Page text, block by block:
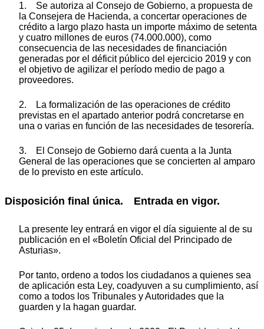
1. Se autoriza al Consejo de Gobierno, a propuesta de
la Consejera de Hacienda, a concertar operaciones de
crédito a largo plazo hasta un importe máximo de setenta
y cuatro millones de euros (74.000.000), como
consecuencia de las necesidades de financiación
generadas por el déficit público del ejercicio 2019 y con
el objetivo de agilizar el período medio de pago a
proveedores.
2. La formalización de las operaciones de crédito
previstas en el apartado anterior podrá concretarse en
una o varias en función de las necesidades de tesorería.
3. El Consejo de Gobierno dará cuenta a la Junta
General de las operaciones que se concierten al amparo
de lo previsto en este artículo.
Disposición final única. Entrada en vigor.
La presente ley entrará en vigor el día siguiente al de su
publicación en el «Boletín Oficial del Principado de
Asturias».
Por tanto, ordeno a todos los ciudadanos a quienes sea
de aplicación esta Ley, coadyuven a su cumplimiento, así
como a todos los Tribunales y Autoridades que la
guarden y la hagan guardar.